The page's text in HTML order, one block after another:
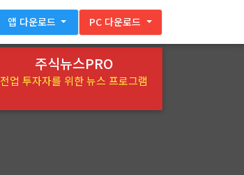
앱 다운로드 PC 다운로드
주식뉴스PRO
전업 투자자를 위한 뉴스 프로그램